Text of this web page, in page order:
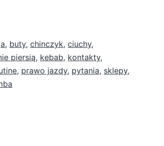
, buty, chinczyk, ciuchy,
piersią, kebab, kontakty,
, prawo jazdy, pytania, sklepy,